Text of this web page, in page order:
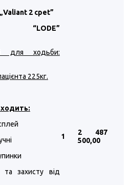
2 cpet”
“LODE”
для ходьби:
225кг.
та захисту від
1
2 487
500,00